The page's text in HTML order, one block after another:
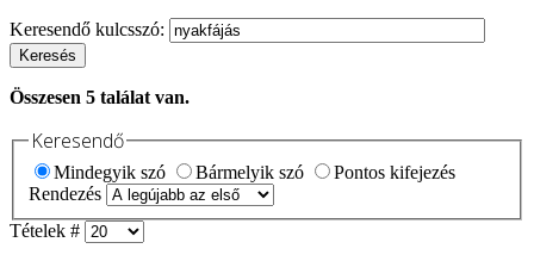
Keresendő kulcsszó:
Keresés
Összesen 5 találat van.
Keresendő
Mindegyik szó Bármelyik szó
Pontos kifejezés
Rendezés
Tételek #